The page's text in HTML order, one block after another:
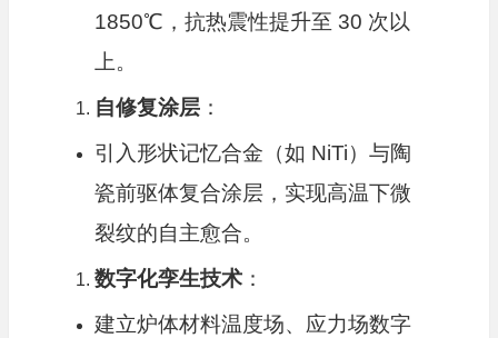
1850℃，抗热震性提升至 30 次以
上。
自修复涂层：
引入形状记忆合金（如 NiTi）与陶
瓷前驱体复合涂层，实现高温下微
裂纹的自主愈合。
数字化孪生技术：
建立炉体材料温度场、应力场数字